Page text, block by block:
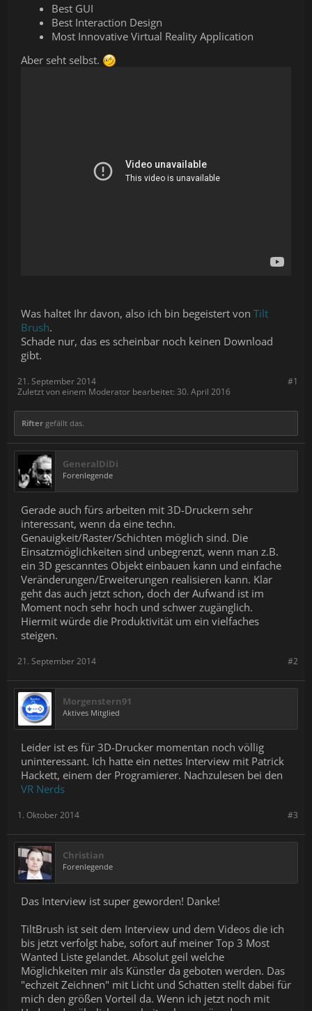
Best GUI
Best Interaction Design
Most Innovative Virtual Reality Application
Aber seht selbst.
Was haltet Ihr davon, also ich bin begeistert von Tilt
Brush.
Schade nur, das es scheinbar noch keinen Download
gibt.
#1
21. September 2014
Zuletzt von einem Moderator bearbeitet: 30. April 2016
Rifter gefällt das.
GeneralDiDi
Forenlegende
Gerade auch fürs arbeiten mit 3D-Druckern sehr
interessant, wenn da eine techn.
Genauigkeit/Raster/Schichten möglich sind. Die
Einsatzmöglichkeiten sind unbegrenzt, wenn man z.B.
ein 3D gescanntes Objekt einbauen kann und einfache
Veränderungen/Erweiterungen realisieren kann. Klar
geht das auch jetzt schon, doch der Aufwand ist im
Moment noch sehr hoch und schwer zugänglich.
Hiermit würde die Produktivität um ein vielfaches
steigen.
#2
21. September 2014
Morgenstern91
Aktives Mitglied
Leider ist es für 3D-Drucker momentan noch völlig
uninteressant. Ich hatte ein nettes Interview mit Patrick
Hackett, einem der Programierer. Nachzulesen bei den
VR Nerds
#3
1. Oktober 2014
Christian
Forenlegende
Das Interview ist super geworden! Danke!
TiltBrush ist seit dem Interview und dem Videos die ich
bis jetzt verfolgt habe, sofort auf meiner Top 3 Most
Wanted Liste gelandet. Absolut geil welche
Möglichkeiten mir als Künstler da geboten werden. Das
"echzeit Zeichnen" mit Licht und Schatten stellt dabei für
mich den größen Vorteil da. Wenn ich jetzt noch mit